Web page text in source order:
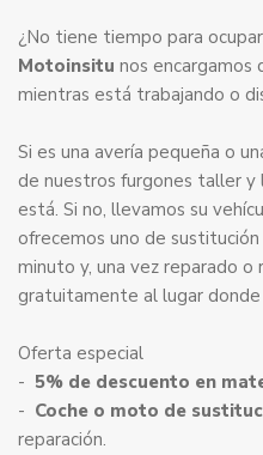
¿No tiene tiempo para
Motoinsitu nos encargamos
mientras está trabajando o
Si es una avería pequeña o
de nuestros furgones taller y
está. Si no, llevamos su
ofrecemos uno de
minuto y, una vez reparado o
gratuitamente al lugar donde
Oferta especial
- 5% de descuento en
- Coche o moto de
reparación.